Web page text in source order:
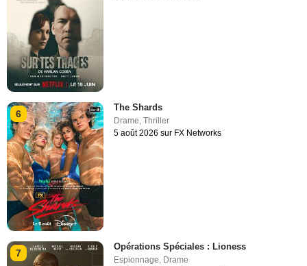
6
The Shards
Drame,Thriller
5 août 2026 sur FX Networks
7
Opérations Spéciales : Lioness
Espionnage, Drame